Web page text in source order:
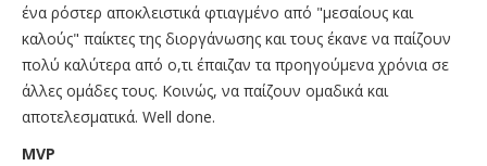
ένα ρόστερ αποκλειστικά φτιαγμένο από "μεσαίους και
καλούς" παίκτες της διοργάνωσης και τους έκανε να παίζουν
πολύ καλύτερα από ο,τι έπαιζαν τα προηγούμενα χρόνια σε
άλλες ομάδες τους. Κοινώς, να παίζουν ομαδικά και
αποτελεσματικά. Well done.
ΜVP